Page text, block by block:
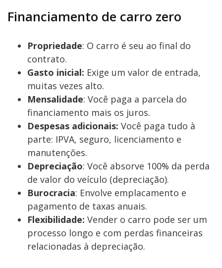
Financiamento de carro zero
Propriedade: O carro é seu ao final do
contrato.
Gasto inicial: Exige um valor de entrada,
muitas vezes alto.
Mensalidade: Você paga a parcela do
financiamento mais os juros.
Despesas adicionais: Você paga tudo à
parte: IPVA, seguro, licenciamento e
manutenções.
Depreciação: Você absorve 100% da perda
de valor do veículo (depreciação).
Burocracia: Envolve emplacamento e
pagamento de taxas anuais.
Flexibilidade: Vender o carro pode ser um
processo longo e com perdas financeiras
relacionadas à depreciação.